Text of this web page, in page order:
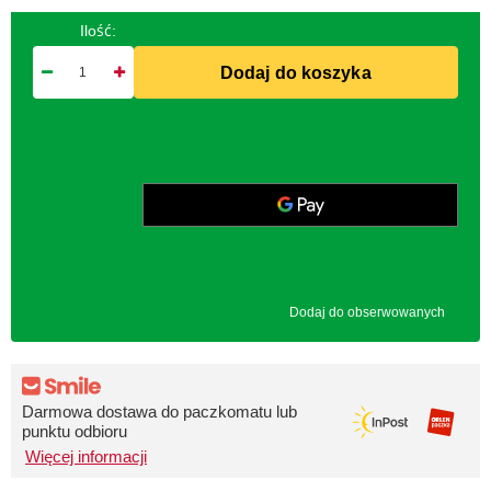
Ilość:
Dodaj do koszyka
Dodaj do obserwowanych
Darmowa dostawa do paczkomatu lub
punktu odbioru
Więcej informacji